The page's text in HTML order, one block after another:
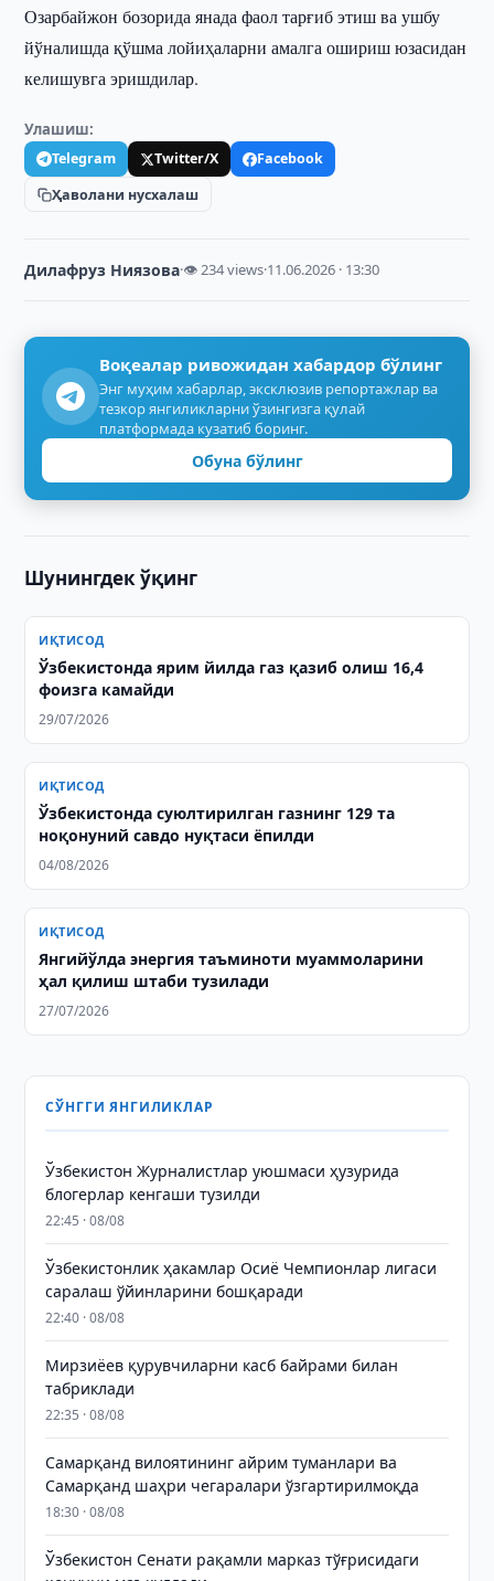
Озарбайжон бозорида янада фаол тарғиб этиш ва ушбу
йўналишда қўшма лойиҳаларни амалга ошириш юзасидан
келишувга эришдилар.
Улашиш:
Telegram Twitter/X
Facebook
Ҳаволани нусхалаш
Дилафруз Ниязова·👁 234 views·11.06.2026 · 13:30
Воқеалар ривожидан хабардор бўлинг
Энг муҳим хабарлар, эксклюзив репортажлар ва
тезкор янгиликларни ўзингизга қулай
платформада кузатиб боринг.
Обуна бўлинг
Шунингдек ўқинг
ИҚТИСОД
Ўзбекистонда ярим йилда газ қазиб олиш 16,4
фоизга камайди
29/07/2026
ИҚТИСОД
Ўзбекистонда суюлтирилган газнинг 129 та
ноқонуний савдо нуқтаси ёпилди
04/08/2026
ИҚТИСОД
Янгийўлда энергия таъминоти муаммоларини
ҳал қилиш штаби тузилади
27/07/2026
СЎНГГИ ЯНГИЛИКЛАР
Ўзбекистон Журналистлар уюшмаси ҳузурида
блогерлар кенгаши тузилди
22:45 · 08/08
Ўзбекистонлик ҳакамлар Осиё Чемпионлар лигаси
саралаш ўйинларини бошқаради
22:40 · 08/08
Мирзиёев қурувчиларни касб байрами билан
табриклади
22:35 · 08/08
Самарқанд вилоятининг айрим туманлари ва
Самарқанд шаҳри чегаралари ўзгартирилмоқда
18:30 · 08/08
Ўзбекистон Сенати рақамли марказ тўғрисидаги